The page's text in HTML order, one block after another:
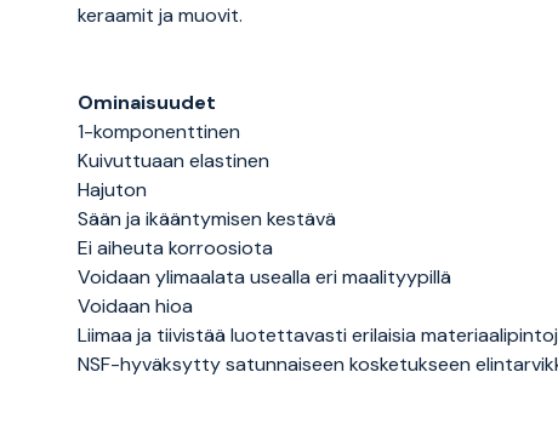
keraamit ja muovit.
Ominaisuudet
1-komponenttinen
Kuivuttuaan elastinen
Hajuton
Sään ja ikääntymisen kestävä
Ei aiheuta korroosiota
Voidaan ylimaalata usealla eri maalityypillä
Voidaan hioa
Liimaa ja tiivistää luotettavasti erilaisia
NSF-hyväksytty satunnaiseen kosketukseen